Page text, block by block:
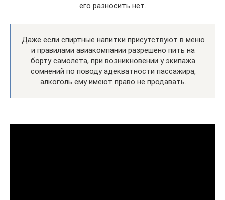
его разносить нет.
Даже если спиртные напитки присутствуют в меню
и правилами авиакомпании разрешено пить на
борту самолета, при возникновении у экипажа
сомнений по поводу адекватности пассажира,
алкоголь ему имеют право не продавать.